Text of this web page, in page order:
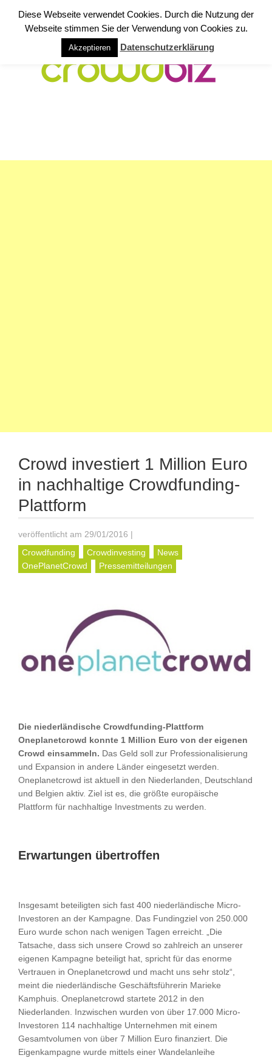
Crowd investiert 1 Million Euro
in nachhaltige Crowdfunding-
Plattform
veröffentlicht am 29/01/2016 |
Crowdfunding
Crowdinvesting
News
OnePlanetCrowd
Pressemitteilungen
Die niederländische Crowdfunding-Plattform
Oneplanetcrowd konnte 1 Million Euro von der eigenen
Crowd einsammeln. Das Geld soll zur Professionalisierung
und Expansion in andere Länder eingesetzt werden.
Oneplanetcrowd ist aktuell in den Niederlanden, Deutschland
und Belgien aktiv. Ziel ist es, die größte europäische
Plattform für nachhaltige Investments zu werden.
Erwartungen übertroffen
Insgesamt beteiligten sich fast 400 niederländische Micro-
Investoren an der Kampagne. Das Fundingziel von 250.000
Euro wurde schon nach wenigen Tagen erreicht. „Die
Tatsache, dass sich unsere Crowd so zahlreich an unserer
eigenen Kampagne beteiligt hat, spricht für das enorme
Vertrauen in Oneplanetcrowd und macht uns sehr stolz“,
meint die niederländische Geschäftsführerin Marieke
Kamphuis. Oneplanetcrowd startete 2012 in den
Niederlanden. Inzwischen wurden von über 17.000 Micro-
Investoren 114 nachhaltige Unternehmen mit einem
Gesamtvolumen von über 7 Million Euro finanziert. Die
Eigenkampagne wurde mittels einer Wandelanleihe
Diese Webseite verwendet Cookies. Durch die Nutzung der
Webseite stimmen Sie der Verwendung von Cookies zu.
Akzeptieren Datenschutzerklärung